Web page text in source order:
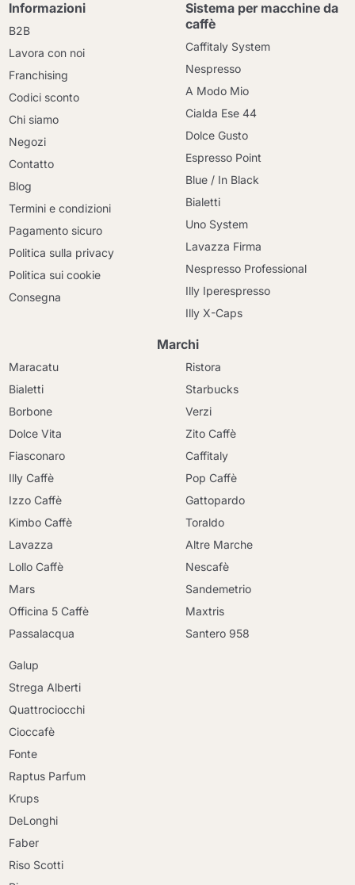
Informazioni
B2B
Lavora con noi
Franchising
Codici sconto
Chi siamo
Negozi
Contatto
Blog
Termini e condizioni
Pagamento sicuro
Politica sulla privacy
Politica sui cookie
Consegna
Sistema per macchine da
caffè
Caffitaly System
Nespresso
A Modo Mio
Cialda Ese 44
Dolce Gusto
Espresso Point
Blue / In Black
Bialetti
Uno System
Lavazza Firma
Nespresso Professional
Illy Iperespresso
Illy X-Caps
Marchi
Maracatu
Bialetti
Borbone
Dolce Vita
Fiasconaro
Illy Caffè
Izzo Caffè
Kimbo Caffè
Lavazza
Lollo Caffè
Mars
Officina 5 Caffè
Passalacqua
Ristora
Starbucks
Verzi
Zito Caffè
Caffitaly
Pop Caffè
Gattopardo
Toraldo
Altre Marche
Nescafè
Sandemetrio
Maxtris
Santero 958
Galup
Strega Alberti
Quattrociocchi
Cioccafè
Fonte
Raptus Parfum
Krups
DeLonghi
Faber
Riso Scotti